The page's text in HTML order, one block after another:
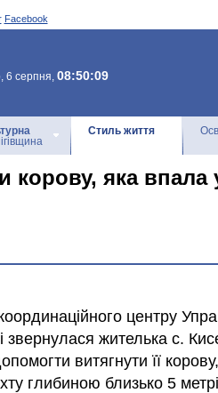
Facebook
6 серпня, 08:50:09
Стиль життя
корову, яка впала
центру
звернулася жителька с.
витягнути її
глибиною близько 5